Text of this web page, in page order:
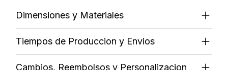
Dimensiones y Materiales
Tiempos de Produccion y Envios
Cambios, Reembolsos y Personalizacion